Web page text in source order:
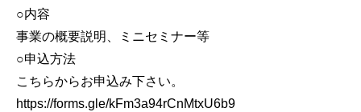
○内容
事業の概要説明、ミニセミナー等
○申込方法
こちらからお申込み下さい。
https://forms.gle/kFm3a94rCnMtxU6b9